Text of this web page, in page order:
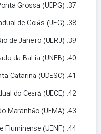
Grossa (UEPG)
de Goiás (UEG)
de Janeiro (UERJ)
da Bahia (UNEB)
Catarina (UDESC)
do Ceará (UECE)
Maranhão (UEMA)
Fluminense (UENF)